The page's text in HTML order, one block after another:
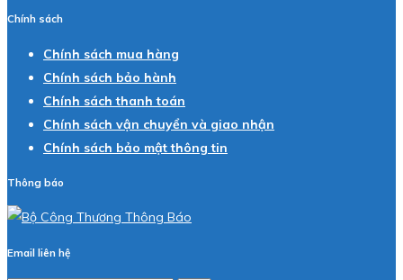
Chính sách
Chính sách mua hàng
Chính sách bảo hành
Chính sách thanh toán
Chính sách vận chuyển và giao nhận
Chính sách bảo mật thông tin
Thông báo
Email liên hệ